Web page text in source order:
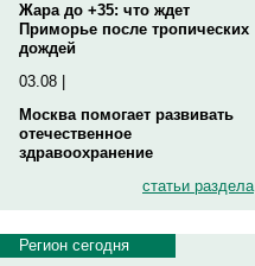
Жара до +35: что ждет
Приморье после тропических
дождей
03.08 |
Москва помогает развивать
отечественное
здравоохранение
статьи раздела
Регион сегодня